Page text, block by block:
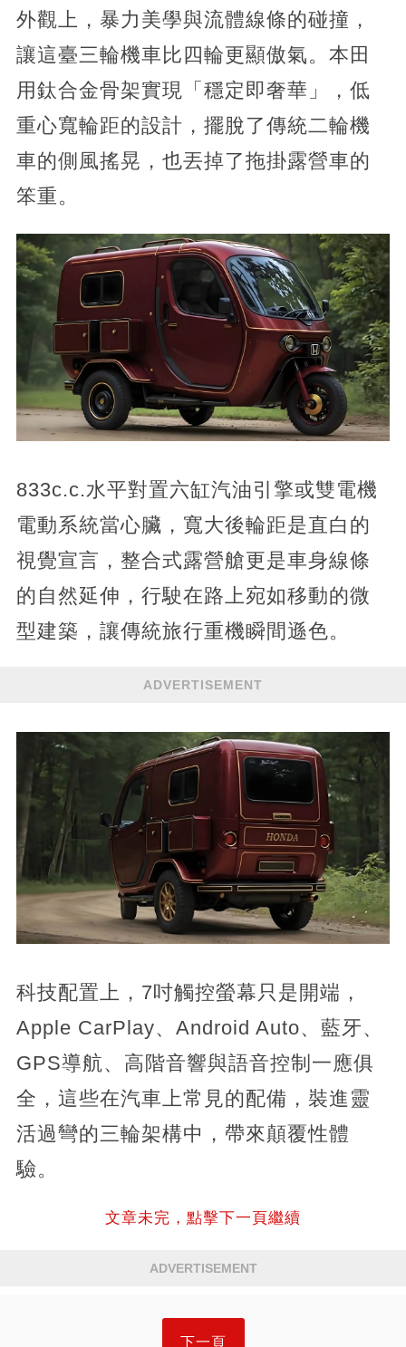
外觀上，暴力美學與流體線條的碰撞，
讓這臺三輪機車比四輪更顯傲氣。本田
用鈦合金骨架實現「穩定即奢華」，低
重心寬輪距的設計，擺脫了傳統二輪機
車的側風搖晃，也丟掉了拖掛露營車的
笨重。
833c.c.水平對置六缸汽油引擎或雙電機
電動系統當心臟，寬大後輪距是直白的
視覺宣言，整合式露營艙更是車身線條
的自然延伸，行駛在路上宛如移動的微
型建築，讓傳統旅行重機瞬間遜色。
ADVERTISEMENT
科技配置上，7吋觸控螢幕只是開端，
Apple CarPlay、Android Auto、藍牙、
GPS導航、高階音響與語音控制一應俱
全，這些在汽車上常見的配備，裝進靈
活過彎的三輪架構中，帶來顛覆性體
驗。
文章未完，點擊下一頁繼續
ADVERTISEMENT
下一頁